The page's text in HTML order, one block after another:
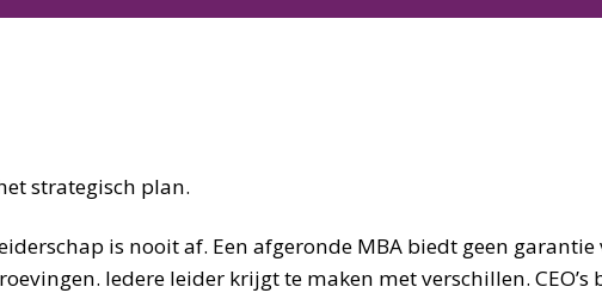
strategisch plan.
is nooit af. Een afgeronde MBA biedt geen
Iedere leider krijgt te maken met verschillen.